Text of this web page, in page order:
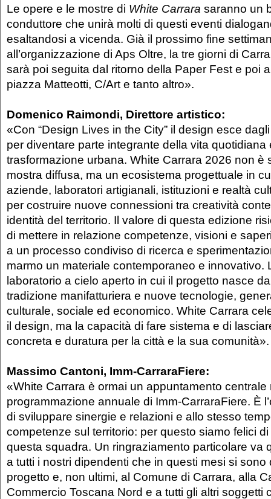
Le opere e le mostre di White Carrara saranno un
conduttore che unirà molti di questi eventi
esaltandosi a vicenda. Già il prossimo fine
all’organizzazione di Aps Oltre, la tre giorni di
sarà poi seguita dal ritorno della Paper Fest e poi
piazza Matteotti, C/Art e tanto altro».
Domenico Raimondi, Direttore artistico:
«Con “Design Lives in the City” il design esce
per diventare parte integrante della vita quotidiana
trasformazione urbana. White Carrara 2026 non è
mostra diffusa, ma un ecosistema progettuale in
aziende, laboratori artigianali, istituzioni e realtà
per costruire nuove connessioni tra creatività
identità del territorio. Il valore di questa edizione
di mettere in relazione competenze, visioni e
a un processo condiviso di ricerca e
marmo un materiale contemporaneo e innovativo.
laboratorio a cielo aperto in cui il progetto nasce
tradizione manifatturiera e nuove tecnologie,
culturale, sociale ed economico. White Carrara
il design, ma la capacità di fare sistema e di
concreta e duratura per la città e la sua comunità».
Massimo Cantoni, Imm-CarraraFiere:
«White Carrara è ormai un appuntamento centrale
programmazione annuale di Imm-CarraraFiere. È
di sviluppare sinergie e relazioni e allo stesso
competenze sul territorio: per questo siamo felici
questa squadra. Un ringraziamento particolare va
a tutti i nostri dipendenti che in questi mesi si
progetto e, non ultimi, al Comune di Carrara, alla
Commercio Toscana Nord e a tutti gli altri soggetti